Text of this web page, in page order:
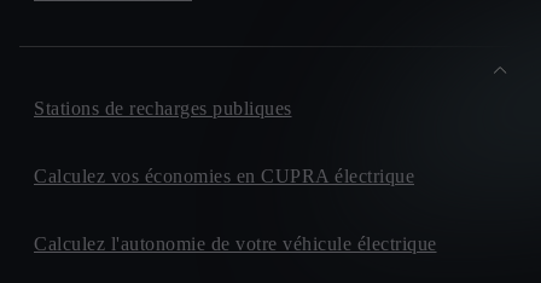
Stations de recharges publiques
Calculez vos économies en CUPRA électrique
Calculez l'autonomie de votre véhicule électrique